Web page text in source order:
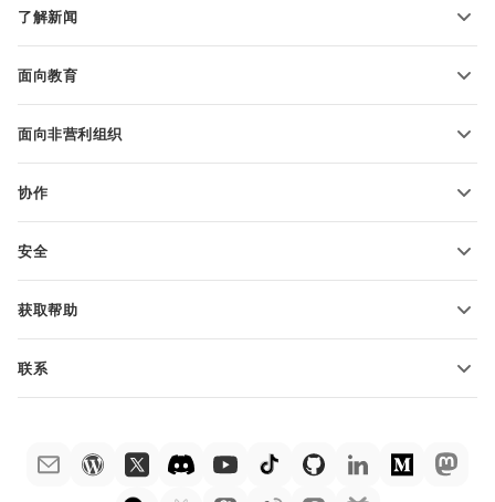
转换电子表格
了解新闻
面向教育
适用于教育人士
面向非营利组织
申请免费帐户
协作
翻译人员
安全
获取帮助
帮助中心
白皮书
联系
媒体咨询
press@onlyoffice.com